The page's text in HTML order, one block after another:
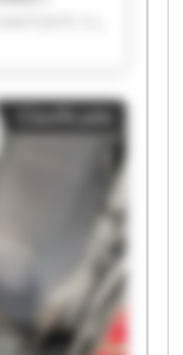
I
I
S.L.
I
S.L.
I
S.L.
I
S.L.
I